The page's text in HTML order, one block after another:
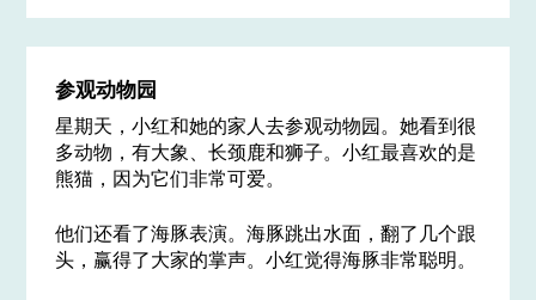
参观动物园
星期天，小红和她的家人去参观动物园。她看到很
多动物，有大象、长颈鹿和狮子。小红最喜欢的是
熊猫，因为它们非常可爱。
他们还看了海豚表演。海豚跳出水面，翻了几个跟
头，赢得了大家的掌声。小红觉得海豚非常聪明。